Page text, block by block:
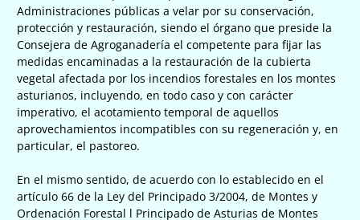
Administraciones públicas a velar por su conservación,
protección y restauración, siendo el órgano que preside la
Consejera de Agroganadería el competente para fijar las
medidas encaminadas a la restauración de la cubierta
vegetal afectada por los incendios forestales en los montes
asturianos, incluyendo, en todo caso y con carácter
imperativo, el acotamiento temporal de aquellos
aprovechamientos incompatibles con su regeneración y, en
particular, el pastoreo.
En el mismo sentido, de acuerdo con lo establecido en el
artículo 66 de la Ley del Principado 3/2004, de Montes y
Ordenación Forestal l Principado de Asturias de Montes